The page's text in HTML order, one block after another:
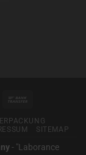
MasterCard
SITEMAP
- "Laborance